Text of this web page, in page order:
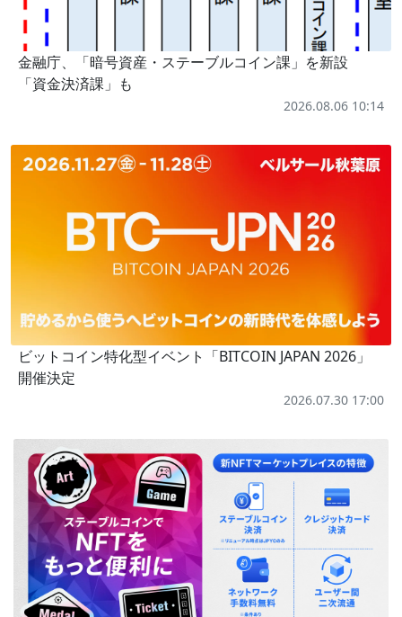
金融庁、「暗号資産・ステーブルコイン課」を新設
「資金決済課」も
2026.08.06 10:14
ビットコイン特化型イベント「BITCOIN JAPAN 2026」
開催決定
2026.07.30 17:00